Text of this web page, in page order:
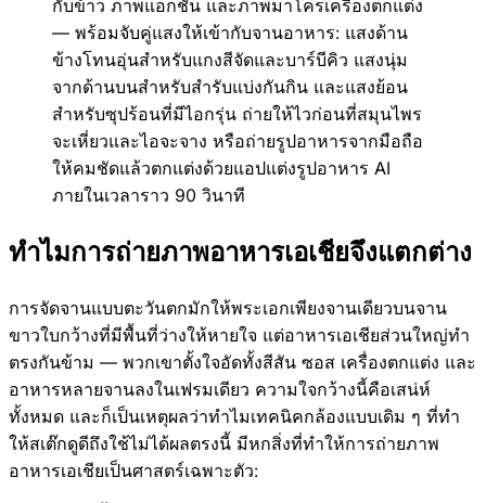
กับข้าว ภาพแอ็กชัน และภาพมาโครเครื่องตกแต่ง
— พร้อมจับคู่แสงให้เข้ากับจานอาหาร: แสงด้าน
ข้างโทนอุ่นสำหรับแกงสีจัดและบาร์บีคิว แสงนุ่ม
จากด้านบนสำหรับสำรับแบ่งกันกิน และแสงย้อน
สำหรับซุปร้อนที่มีไอกรุ่น ถ่ายให้ไวก่อนที่สมุนไพร
จะเหี่ยวและไอจะจาง หรือถ่ายรูปอาหารจากมือถือ
ให้คมชัดแล้วตกแต่งด้วยแอปแต่งรูปอาหาร AI
ภายในเวลาราว 90 วินาที
ทำไมการถ่ายภาพอาหารเอเชียจึงแตกต่าง
การจัดจานแบบตะวันตกมักให้พระเอกเพียงจานเดียวบนจาน
ขาวใบกว้างที่มีพื้นที่ว่างให้หายใจ แต่อาหารเอเชียส่วนใหญ่ทำ
ตรงกันข้าม — พวกเขาตั้งใจอัดทั้งสีสัน ซอส เครื่องตกแต่ง และ
อาหารหลายจานลงในเฟรมเดียว ความใจกว้างนี้คือเสน่ห์
ทั้งหมด และก็เป็นเหตุผลว่าทำไมเทคนิคกล้องแบบเดิม ๆ ที่ทำ
ให้สเต๊กดูดีถึงใช้ไม่ได้ผลตรงนี้ มีหกสิ่งที่ทำให้การถ่ายภาพ
อาหารเอเชียเป็นศาสตร์เฉพาะตัว: